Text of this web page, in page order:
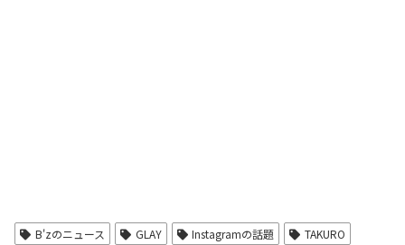
B'zのニュース GLAY Instagramの話題
TAKURO